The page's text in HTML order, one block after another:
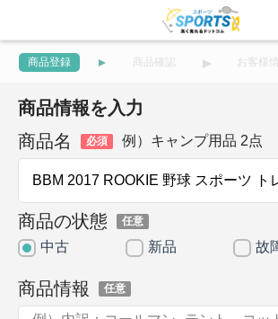
商品登録 商品確認 お客様情
商品情報を入力
商品名
必須 例）キャンプ用品 2点
商品の状態 任意
中古 新品 故
商品情報 任意